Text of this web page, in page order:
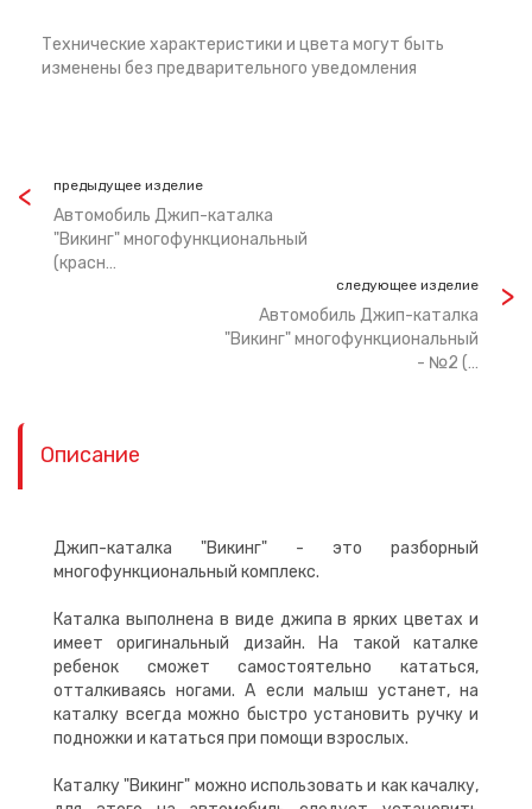
Технические характеристики и цвета могут быть
изменены без предварительного уведомления
предыдущее изделие
Автомобиль Джип-каталка
"Викинг" многофункциональный
(красн…
следующее изделие
Автомобиль Джип-каталка
"Викинг" многофункциональный
- №2 (…
Описание
Джип-каталка "Викинг" - это разборный
многофункциональный комплекс.
Каталка выполнена в виде джипа в ярких цветах и
имеет оригинальный дизайн. На такой каталке
ребенок сможет самостоятельно кататься,
отталкиваясь ногами. А если малыш устанет, на
каталку всегда можно быстро установить ручку и
подножки и кататься при помощи взрослых.
Каталку "Викинг" можно использовать и как качалку,